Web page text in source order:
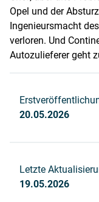
Opel und der
Ingenieursmacht
verloren. Und
Autozulieferer geht
20.05.2026
Letzte
19.05.2026